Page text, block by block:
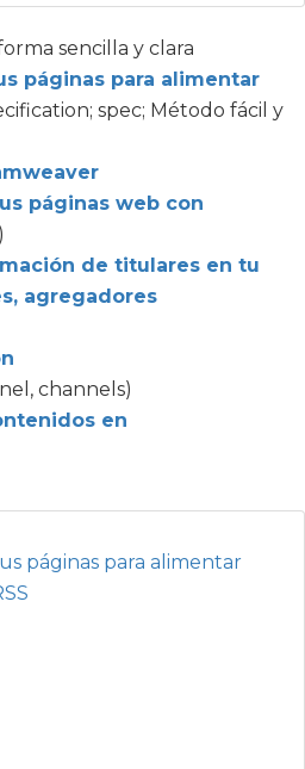
sencilla y clara
páginas para alimentar
spec; Método fácil y
páginas web con
de titulares en tu
agregadores
channels)
en
páginas para alimentar